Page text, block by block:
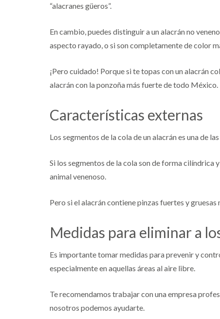
“alacranes güeros”.
En cambio, puedes distinguir a un alacrán no
aspecto rayado, o si son completamente de color
¡Pero cuidado! Porque si te topas con un alacrán
alacrán con la ponzoña más fuerte de todo México.
Características externas
Los segmentos de la cola de un alacrán es una de
Si los segmentos de la cola son de forma cilíndrica
animal venenoso.
Pero si el alacrán contiene pinzas fuertes y
Medidas para eliminar a
Es importante tomar medidas para prevenir y
especialmente en aquellas áreas al aire libre.
Te recomendamos trabajar con una empresa
nosotros podemos ayudarte.